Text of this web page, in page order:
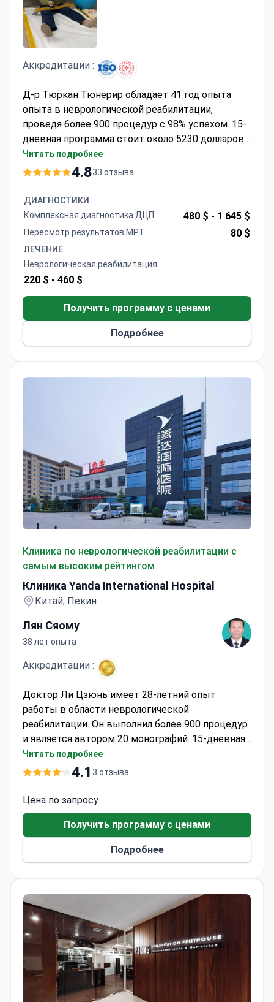
Аккредитации :
Д-р Тюркан Тюнерир обладает 41 год опыта
опыта в неврологической реабилитации,
проведя более 900 процедур с 98% успехом. 15-
дневная программа стоит около 5230 долларов
— включая 3 часа ежедневной терапии,
проживание, питание, трансферы и
Европейским советом специалист, она
интегрирует робототерапию и виртуальную
реальность. Центр, сертифицированный по
помощь.
Читать подробнее
4.833 отзыва
ДИАГНОСТИКИ
Комплексная диагностика ДЦП
480 $ - 1 645 $
Пересмотр результатов МРТ 80 $
ЛЕЧЕНИЕ
Неврологическая реабилитация
220 $ - 460 $
Получить программу с ценами
Подробнее
Клиника по неврологической реабилитации с
самым высоким рейтингом
Клиника Yanda International Hospital
Китай, Пекин
Лян Сяому
38 лет опыта
Аккредитации :
Доктор Ли Цзюнь имеет 28-летний опыт
работы в области неврологической
реабилитации. Он выполнил более 900 процедур
и является автором 20 монографий. 15-дневная
программа может стоить около 3 500 долларов
США. В эту стоимость обычно входят
методами традиционной китайской медицины и
процедурная терапия. Международный
госпиталь «Янда» аккредитован JCI и работает
на высшем медицинском уровне Китая
(Уровень III Класс А). Доктор Ли объединяет
Читать подробнее
4.1 3 отзыва
Цена по запросу
Получить программу с ценами
Подробнее